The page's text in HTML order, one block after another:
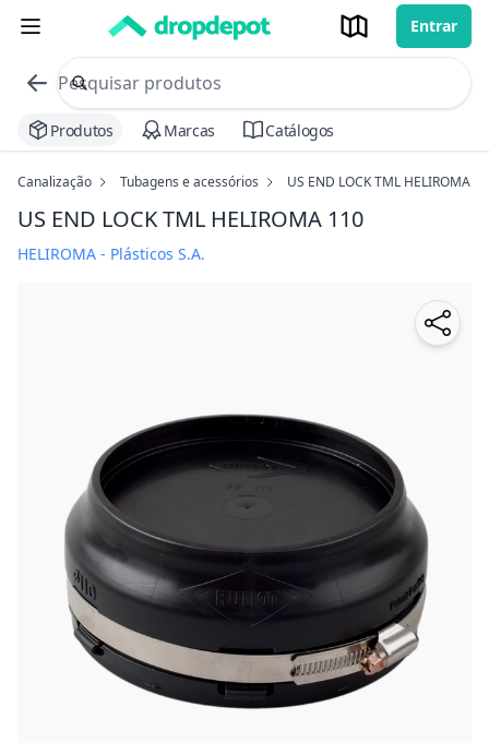
Entrar
commerce search no header
Procurar
Produtos Marcas Catálogos
Canalização Tubagens e acessórios US END LOCK TML HELIROMA
US END LOCK TML HELIROMA 110
HELIROMA - Plásticos S.A.